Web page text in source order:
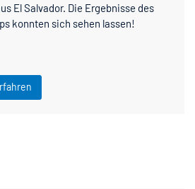
El Salvador. Die Ergebnisse des
konnten sich sehen lassen!